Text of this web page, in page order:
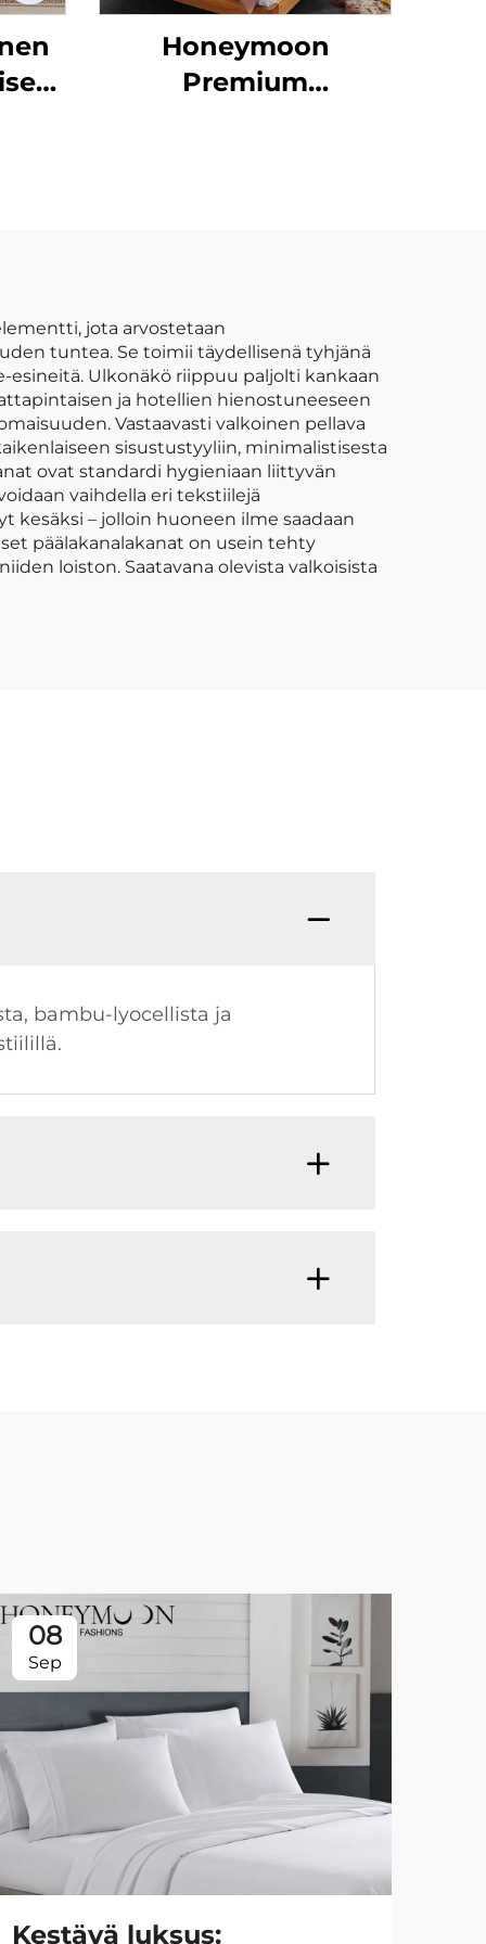
Honeymoon
Premium
jota arvostetaan
tuntea. Se toimii täydellisenä tyhjänä
esineitä. Ulkonäkö riippuu paljolti kankaan
ja hotellien hienostuneeseen
Vastaavasti valkoinen pellava
sisustustyyliin, minimalistisesta
ovat standardi hygieniaan liittyvän
vaihdella eri tekstiilejä
– jolloin huoneen ilme saadaan
päälakanalakanat on usein tehty
loiston. Saatavana olevista valkoisista
bambu-lyocellista ja
08
Sep
Kestävä luksus: